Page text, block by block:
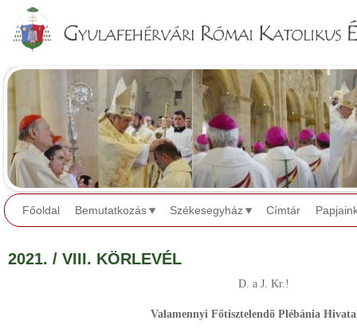
Főoldal Bemutatkozás Székesegyház Címtár
2021. / VIII. KÖRLEVÉL
D. a J. Kr.!
Valamennyi Főtisztelendő Plébánia